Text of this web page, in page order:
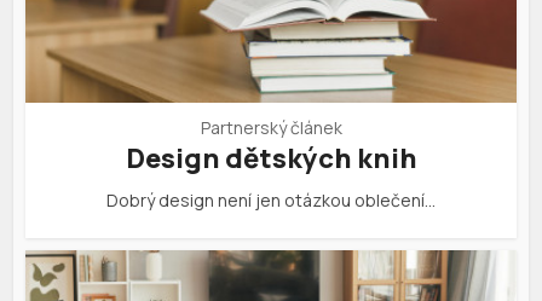
Partnerský článek
Design dětských knih
Dobrý design není jen otázkou oblečení…